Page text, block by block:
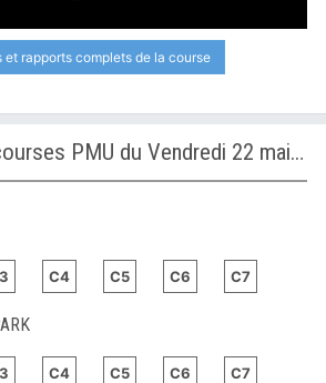
et rapports complets de la course
Les vidéos des courses PMU du Vendredi 22 mai 2026
C4 C5 C6 C7
C4 C5 C6 C7